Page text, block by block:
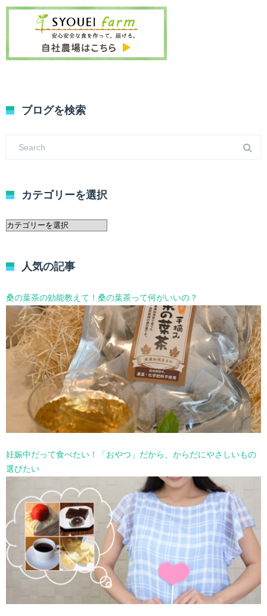
ブログを検索
カテゴリーを選択
カ
ー
選
択
人気の記事
桑の葉茶の効能教えて！桑の葉茶って何がいいの？
妊娠中だって食べたい！「おやつ」だから、からだにやさしいもの
選びたい